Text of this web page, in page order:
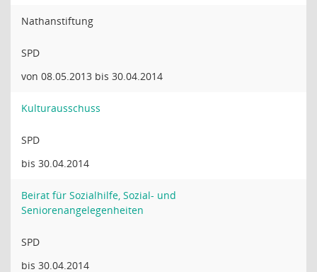
Nathanstiftung
SPD
von 08.05.2013 bis 30.04.2014
Kulturausschuss
SPD
bis 30.04.2014
Beirat für Sozialhilfe, Sozial- und
Seniorenangelegenheiten
SPD
bis 30.04.2014